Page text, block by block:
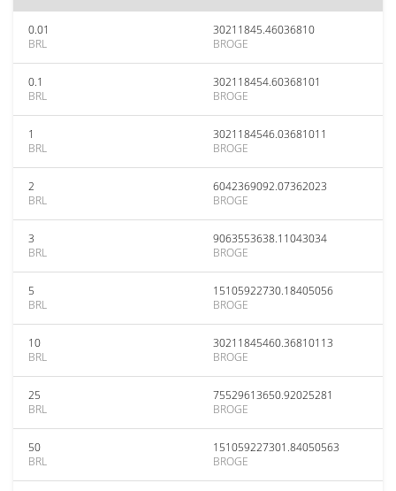
0.01
BRL
30211845.46036810
BROGE
0.1
BRL
302118454.60368101
BROGE
1
BRL
3021184546.03681011
BROGE
2
BRL
6042369092.07362023
BROGE
3
BRL
9063553638.11043034
BROGE
5
BRL
15105922730.18405056
BROGE
10
BRL
30211845460.36810113
BROGE
25
BRL
75529613650.92025281
BROGE
50
BRL
151059227301.84050563
BROGE